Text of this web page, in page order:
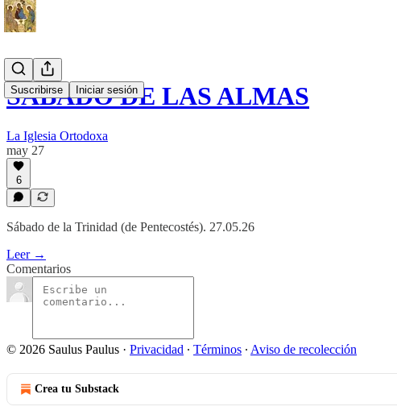
Suscribirse Iniciar sesión
SÁBADO DE LAS ALMAS
La Iglesia Ortodoxa
may 27
6
Sábado de la Trinidad (de Pentecostés). 27.05.26
Leer →
Comentarios
© 2026 Saulus Paulus · Privacidad ∙ Términos ∙ Aviso de recolección
Crea tu Substack